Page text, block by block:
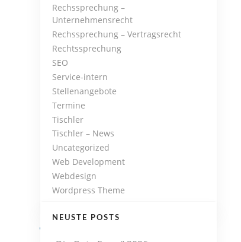
Rechssprechung –
Unternehmensrecht
Rechssprechung – Vertragsrecht
Rechtssprechung
SEO
Service-intern
Stellenangebote
Termine
Tischler
Tischler – News
Uncategorized
Web Development
Webdesign
Wordpress Theme
NEUSTE POSTS